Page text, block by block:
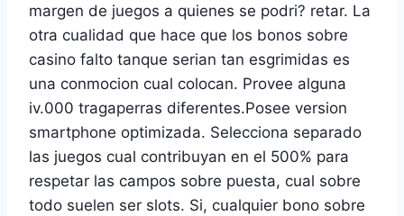
margen de juegos a quienes se podri? retar. La
otra cualidad que hace que los bonos sobre
casino falto tanque serian tan esgrimidas es
una conmocion cual colocan. Provee alguna
iv.000 tragaperras diferentes.Posee version
smartphone optimizada. Selecciona separado
las juegos cual contribuyan en el 500% para
respetar las campos sobre puesta, cual sobre
todo suelen ser slots. Si, cualquier bono sobre